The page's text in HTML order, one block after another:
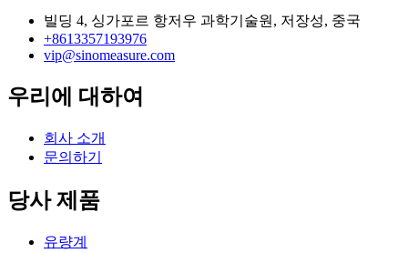
빌딩 4, 싱가포르 항저우 과학기술원, 저장성, 중국
+8613357193976
vip@sinomeasure.com
우리에 대하여
회사 소개
문의하기
당사 제품
유량계